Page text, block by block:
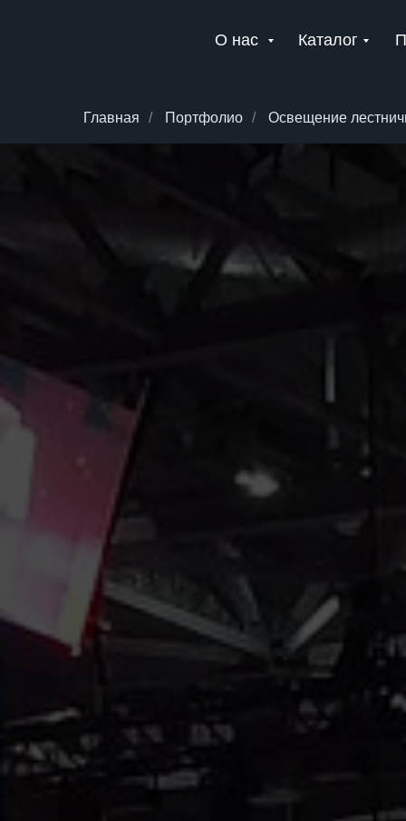
Каталог
О нас
Главная / Портфолио / Освещение